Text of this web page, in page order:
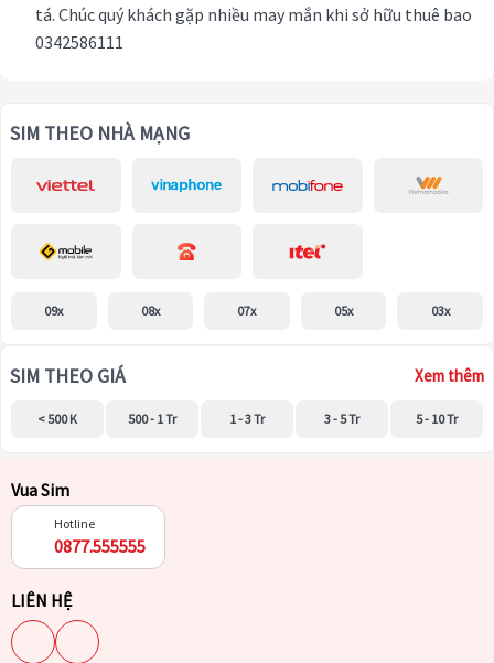
tá. Chúc quý khách gặp nhiều may mắn khi sở hữu thuê bao
0342586111
SIM THEO NHÀ MẠNG
09x 08x 07x 05x 03x
SIM THEO GIÁ Xem thêm
< 500 K 500 - 1 Tr 1 - 3 Tr 3 - 5 Tr 5 - 10 Tr
Vua Sim
Hotline
0877.555555
LIÊN HỆ